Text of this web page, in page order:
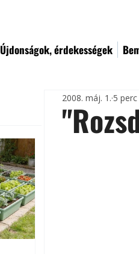
Újdonságok, érdekességek
2008. máj. 1. 5